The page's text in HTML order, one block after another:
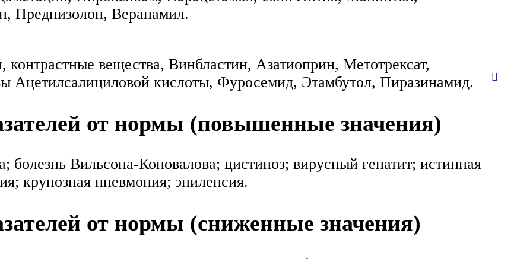
Преднизолон, Верапамил.
вещества, Винбластин, Азатиоприн, Метотрексат,
Ацетилсалициловой кислоты, Фуросемид, Этамбутол, Пиразинамид.
от нормы (повышенные значения)
Вильсона-Коновалова; цистиноз; вирусный гепатит; истинная
крупозная пневмония; эпилепсия.
от нормы (сниженные значения)